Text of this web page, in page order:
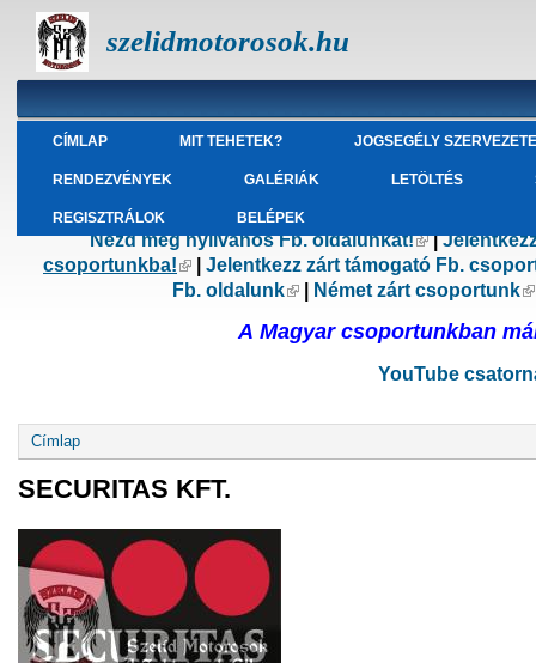
szelidmotorosok.hu
CÍMLAP MIT TEHETEK? JOGSEGÉLY
RENDEZVÉNYEK GALÉRIÁK LETÖLTÉS
REGISZTRÁLOK BELÉPEK
Nézd meg nyilvános Fb. oldalunkat!(külső
|
csoportunkba!(külső hivatkozás)
Jelentkezz zárt támogató Fb.
Fb. oldalunk(külső hivatkozás)
Német zárt csoportunk
A Magyar csoportunkban
YouTube
Jelenlegi hely
Címlap
SECURITAS KFT.